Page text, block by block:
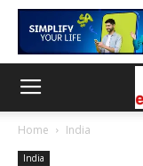
Home India
India